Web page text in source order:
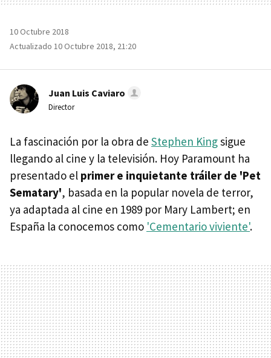
10 Octubre 2018
Actualizado 10 Octubre 2018, 21:20
Juan Luis Caviaro
Director
La fascinación por la obra de Stephen Kingsigue
llegando al cine y la televisión. Hoy Paramount ha
presentado el primer e inquietante tráiler de 'Pet
Sematary', basada en la popular novela de terror,
ya adaptada al cine en 1989 por Mary Lambert; en
España la conocemos como 'Cementario viviente'.